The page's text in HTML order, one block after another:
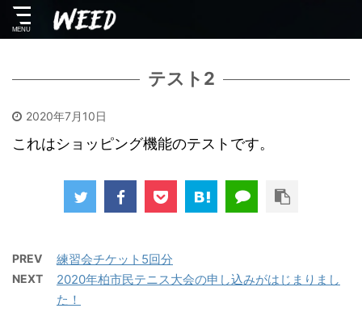
テスト2
2020年7月10日
これはショッピング機能のテストです。
PREV 練習会チケット5回分
NEXT
2020年柏市民テニス大会の申し込みがはじまりまし
た！